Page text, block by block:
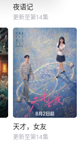
夜语记
李汶翰
2025年7月网络剧
备案 当代 都市
海南越酷文化传媒
有限公司
夜语记
更新至第14集
天才，女友
天才，女友
更新至第14集